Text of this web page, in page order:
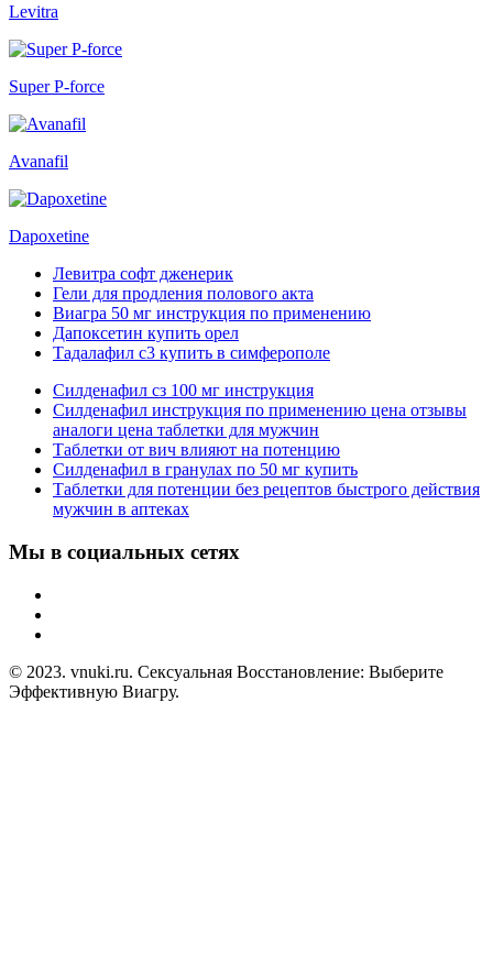
Levitra
Super P-force
Avanafil
Dapoxetine
Левитра софт дженерик
Гели для продления полового акта
Виагра 50 мг инструкция по применению
Дапоксетин купить орел
Тадалафил с3 купить в симферополе
Силденафил сз 100 мг инструкция
Силденафил инструкция по применению цена отзывы
аналоги цена таблетки для мужчин
Таблетки от вич влияют на потенцию
Силденафил в гранулах по 50 мг купить
Таблетки для потенции без рецептов быстрого действия
мужчин в аптеках
Мы в социальных сетях
© 2023. vnuki.ru. Сексуальная Восстановление: Выберите
Эффективную Виагру.